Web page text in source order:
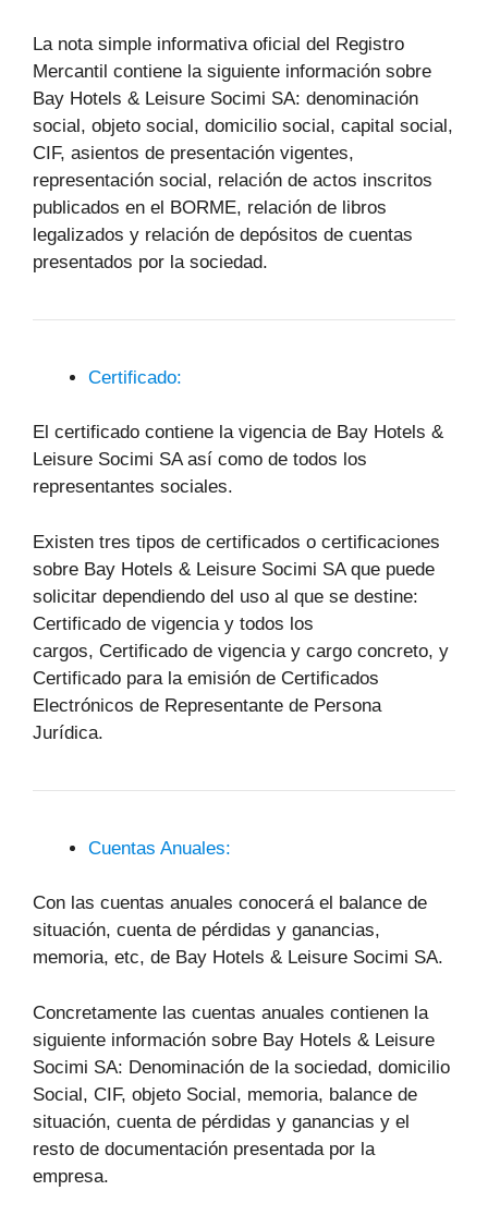
La nota simple informativa oficial del Registro
Mercantil contiene la siguiente información sobre
Bay Hotels & Leisure Socimi SA: denominación
social, objeto social, domicilio social, capital social,
CIF, asientos de presentación vigentes,
representación social, relación de actos inscritos
publicados en el BORME, relación de libros
legalizados y relación de depósitos de cuentas
presentados por la sociedad.
Certificado:
El certificado contiene la vigencia de Bay Hotels &
Leisure Socimi SA así como de todos los
representantes sociales.
Existen tres tipos de certificados o certificaciones
sobre Bay Hotels & Leisure Socimi SA que puede
solicitar dependiendo del uso al que se destine:
Certificado de vigencia y todos los
cargos, Certificado de vigencia y cargo concreto, y
Certificado para la emisión de Certificados
Electrónicos de Representante de Persona
Jurídica.
Cuentas Anuales:
Con las cuentas anuales conocerá el balance de
situación, cuenta de pérdidas y ganancias,
memoria, etc, de Bay Hotels & Leisure Socimi SA.
Concretamente las cuentas anuales contienen la
siguiente información sobre Bay Hotels & Leisure
Socimi SA: Denominación de la sociedad, domicilio
Social, CIF, objeto Social, memoria, balance de
situación, cuenta de pérdidas y ganancias y el
resto de documentación presentada por la
empresa.